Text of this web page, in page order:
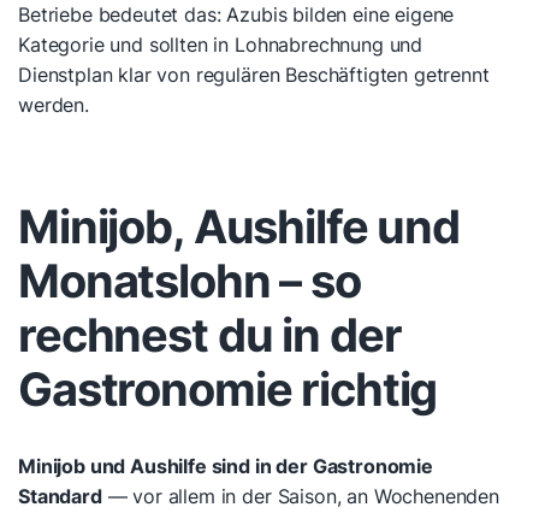
Betriebe bedeutet das: Azubis bilden eine eigene
Kategorie und sollten in Lohnabrechnung und
Dienstplan klar von regulären Beschäftigten getrennt
werden.
Minijob, Aushilfe und
Monatslohn – so
rechnest du in der
Gastronomie richtig
Minijob und Aushilfe sind in der Gastronomie
Standard— vor allem in der Saison, an Wochenenden